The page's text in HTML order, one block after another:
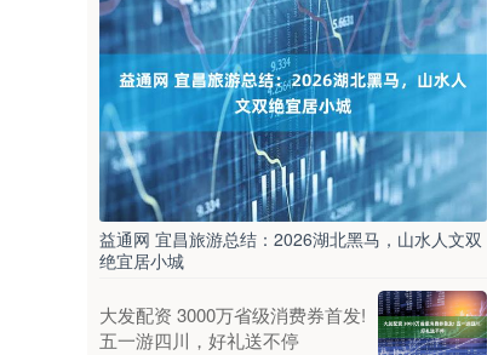
益通网 宜昌旅游总结：2026湖北黑马，山水人文双
绝宜居小城
大发配资 3000万省级消费券首发!
五一游四川，好礼送不停